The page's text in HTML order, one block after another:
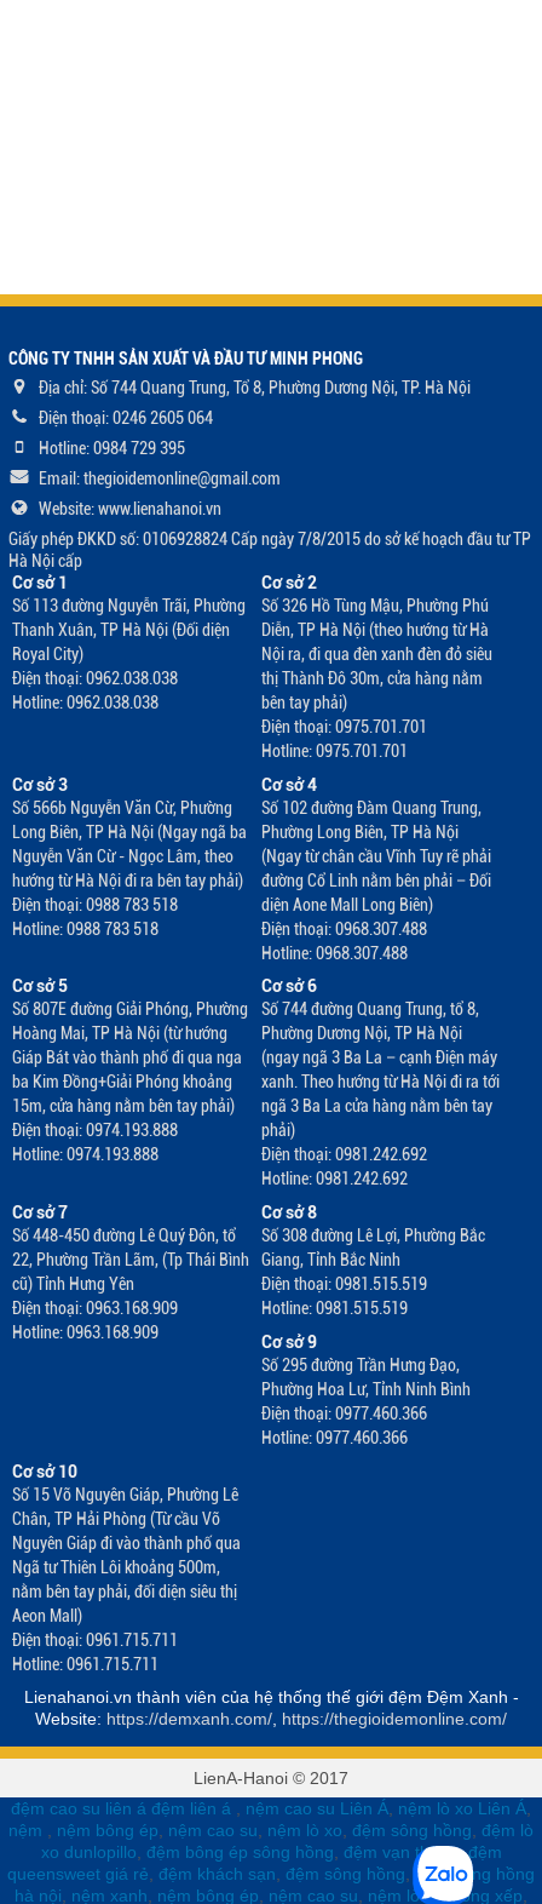
CÔNG TY TNHH SẢN XUẤT VÀ ĐẦU TƯ MINH PHONG
Địa chỉ: Số 744 Quang Trung, Tổ 8, Phường Dương Nội, TP. Hà Nội
Điện thoại: 0246 2605 064
Hotline: 0984 729 395
Email: thegioidemonline@gmail.com
Website: www.lienahanoi.vn
Giấy phép ĐKKD số: 0106928824 Cấp ngày 7/8/2015 do sở kế hoạch đầu tư TP
Hà Nội cấp
Cơ sở 1
Số 113 đường Nguyễn Trãi, Phường
Thanh Xuân, TP Hà Nội (Đối diện
Royal City)
Điện thoại: 0962.038.038
Hotline: 0962.038.038
Cơ sở 2
Số 326 Hồ Tùng Mậu, Phường Phú
Diễn, TP Hà Nội (theo hướng từ Hà
Nội ra, đi qua đèn xanh đèn đỏ siêu
thị Thành Đô 30m, cửa hàng nằm
bên tay phải)
Điện thoại: 0975.701.701
Hotline: 0975.701.701
Cơ sở 3
Số 566b Nguyễn Văn Cừ, Phường
Long Biên, TP Hà Nội (Ngay ngã ba
Nguyễn Văn Cừ - Ngọc Lâm, theo
hướng từ Hà Nội đi ra bên tay phải)
Điện thoại: 0988 783 518
Hotline: 0988 783 518
Cơ sở 4
Số 102 đường Đàm Quang Trung,
Phường Long Biên, TP Hà Nội
(Ngay từ chân cầu Vĩnh Tuy rẽ phải
đường Cổ Linh nằm bên phải – Đối
diện Aone Mall Long Biên)
Điện thoại: 0968.307.488
Hotline: 0968.307.488
Cơ sở 5
Số 807E đường Giải Phóng, Phường
Hoàng Mai, TP Hà Nội (từ hướng
Giáp Bát vào thành phố đi qua nga
ba Kim Đồng+Giải Phóng khoảng
15m, cửa hàng nằm bên tay phải)
Điện thoại: 0974.193.888
Hotline: 0974.193.888
Cơ sở 6
Số 744 đường Quang Trung, tổ 8,
Phường Dương Nội, TP Hà Nội
(ngay ngã 3 Ba La – cạnh Điện máy
xanh. Theo hướng từ Hà Nội đi ra tới
ngã 3 Ba La cửa hàng nằm bên tay
phải)
Điện thoại: 0981.242.692
Hotline: 0981.242.692
Cơ sở 7
Số 448-450 đường Lê Quý Đôn, tổ
22, Phường Trần Lãm, (Tp Thái Bình
cũ) Tỉnh Hưng Yên
Điện thoại: 0963.168.909
Hotline: 0963.168.909
Cơ sở 8
Số 308 đường Lê Lợi, Phường Bắc
Giang, Tỉnh Bắc Ninh
Điện thoại: 0981.515.519
Hotline: 0981.515.519
Cơ sở 9
Số 295 đường Trần Hưng Đạo,
Phường Hoa Lư, Tỉnh Ninh Bình
Điện thoại: 0977.460.366
Hotline: 0977.460.366
Cơ sở 10
Số 15 Võ Nguyên Giáp, Phường Lê
Chân, TP Hải Phòng (Từ cầu Võ
Nguyên Giáp đi vào thành phố qua
Ngã tư Thiên Lôi khoảng 500m,
nằm bên tay phải, đối diện siêu thị
Aeon Mall)
Điện thoại: 0961.715.711
Hotline: 0961.715.711
Lienahanoi.vn thành viên của hệ thống thế giới đệm Đệm Xanh -
Website: https://demxanh.com/, https://thegioidemonline.com/
LienA-Hanoi © 2017
đệm cao su liên á đệm liên á , nệm cao su Liên Á, nệm lò xo Liên Á,
nệm , nệm bông ép, nệm cao su, nệm lò xo, đệm sông hồng, đệm lò
xo dunlopillo, đệm bông ép sông hồng, đệm vạn thành,đệm
queensweet giá rẻ, đệm khách sạn, đệm sông hồng,đệm sông hồng
hà nội, nệm xanh, nệm bông ép, nệm cao su, nệm lò xo,võng xếp,